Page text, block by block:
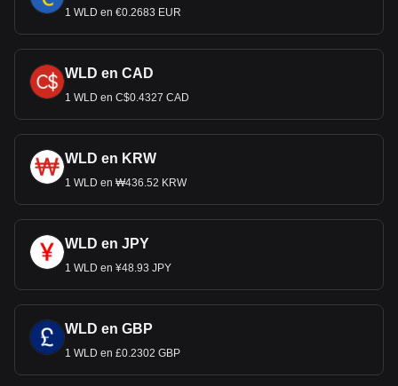
1 WLD en €0.2683 EUR
WLD en CAD
1 WLD en C$0.4327 CAD
WLD en KRW
1 WLD en ₩436.52 KRW
WLD en JPY
1 WLD en ¥48.93 JPY
WLD en GBP
1 WLD en £0.2302 GBP